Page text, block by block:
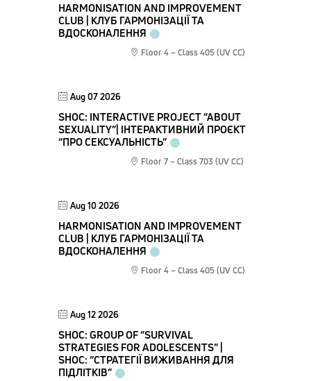
HARMONISATION AND IMPROVEMENT
CLUB | КЛУБ ГАРМОНІЗАЦІЇ ТА
ВДОСКОНАЛЕННЯ
Floor 4 – Class 405 (UV CC)
Aug 07 2026
SHOC: INTERACTIVE PROJECT “ABOUT
SEXUALITY”| ІНТЕРАКТИВНИЙ ПРОЄКТ
“ПРО СЕКСУАЛЬНІСТЬ”
Floor 7 – Class 703 (UV CC)
Aug 10 2026
HARMONISATION AND IMPROVEMENT
CLUB | КЛУБ ГАРМОНІЗАЦІЇ ТА
ВДОСКОНАЛЕННЯ
Floor 4 – Class 405 (UV CC)
Aug 12 2026
SHOС: GROUP OF “SURVIVAL
STRATEGIES FOR ADOLESCENTS” |
SHOС: “СТРАТЕГІЇ ВИЖИВАННЯ ДЛЯ
ПІДЛІТКІВ”